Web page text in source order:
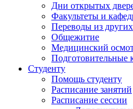
Дни открытых
Факультеты и
Переводы из
Общежитие
Медицинский
Подготовительные
Студенту
Помощь студенту
Расписание занятий
Расписание сессии